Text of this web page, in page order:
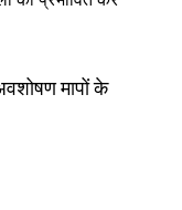
मापों के